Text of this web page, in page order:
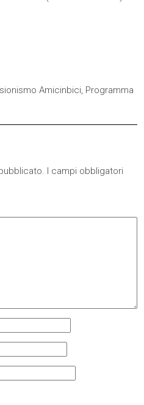
Amicinbici, Programma
I campi obbligatori